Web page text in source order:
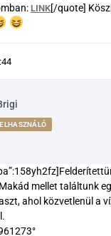
LINK[/quote]
mellet találtunk
ahol közvetlenül a